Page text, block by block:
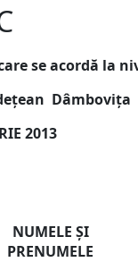
se acordă la
ţean Dâmboviţa
2013
NUMELE ŞI
PRENUMELE